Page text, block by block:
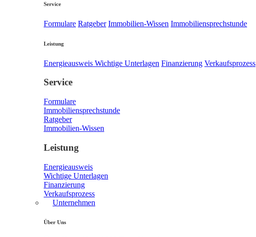
Service
Formulare Ratgeber Immobilien-Wissen Immobiliensprechstunde
Leistung
Energieausweis Wichtige Unterlagen Finanzierung Verkaufsprozess
Service
Formulare
Immobiliensprechstunde
Ratgeber
Immobilien-Wissen
Leistung
Energieausweis
Wichtige Unterlagen
Finanzierung
Verkaufsprozess
Unternehmen
Über Uns